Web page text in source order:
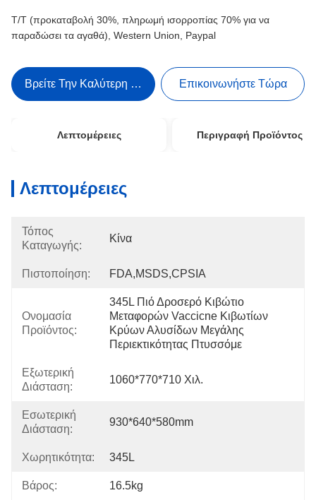
T/T (προκαταβολή 30%, πληρωμή ισορροπίας 70% για να
παραδώσει τα αγαθά), Western Union, Paypal
Βρείτε Την Καλύτερη Τιμή Επικοινωνήστε Τώρα
Λεπτομέρειες Περιγραφή Προϊόντος
Λεπτομέρειες
Τόπος
Καταγωγής:
Κίνα
Πιστοποίηση: FDA,MSDS,CPSIA
Ονομασία
Προϊόντος:
345L Πιό Δροσερό Κιβώτιο
Μεταφορών Vaccicne Κιβωτίων
Κρύων Αλυσίδων Μεγάλης
Περιεκτικότητας Πτυσσόμε
Εξωτερική
Διάσταση:
1060*770*710 Χιλ.
Εσωτερική
Διάσταση:
930*640*580mm
Χωρητικότητα: 345L
Βάρος: 16.5kg